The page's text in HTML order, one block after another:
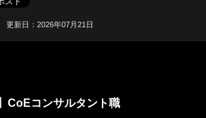
更新日：2026年07月21日
CoEコンサルタント職